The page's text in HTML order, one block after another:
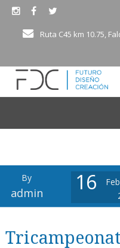
Ruta C45 km 10.75,
Productos
Bioingeniería
By
admin 16